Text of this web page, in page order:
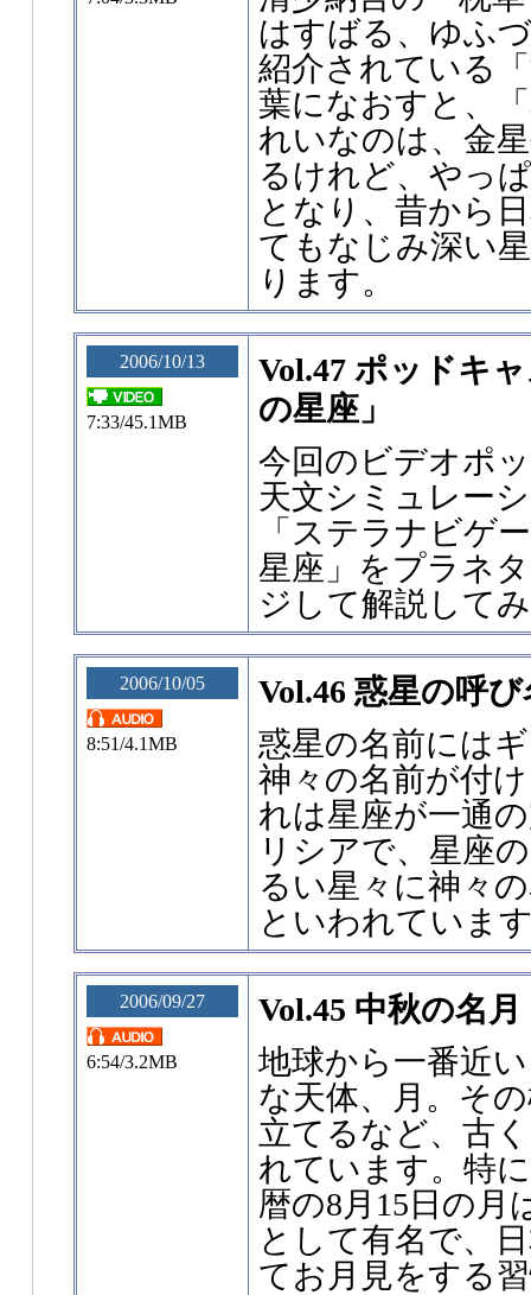
はすばる、ゆふ
紹介されている
葉になおすと、
れいなのは、金
るけれど、やっ
となり、昔から
てもなじみ深い
ります。
2006/10/13
7:33/45.1MB
Vol.47 ポッドキ
の星座」
今回のビデオポ
天文シミュレー
「ステラナビゲ
星座」をプラネ
ジして解説して
2006/10/05
8:51/4.1MB
Vol.46 惑星の呼び
惑星の名前には
神々の名前が付
れは星座が一通
リシアで、星座
るい星々に神々
といわれていま
2006/09/27
6:54/3.2MB
Vol.45 中秋の名月
地球から一番近
な天体、月。そ
立てるなど、古
れています。特
暦の8月15日の月
として有名で、
てお月見をする